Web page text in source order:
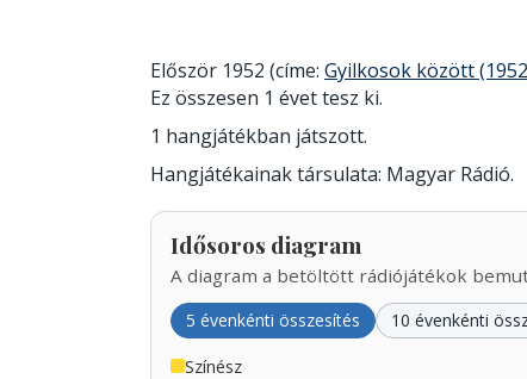
Először 1952 (címe: Gyilkosok között
Ez összesen 1 évet tesz ki.
1 hangjátékban játszott.
Hangjátékainak társulata: Magyar Rádió.
Idősoros diagram
A diagram a betöltött rádiójátékok
5 évenkénti összesítés 10 évenkénti
Színész